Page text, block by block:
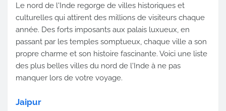
Le nord de l'Inde regorge de villes historiques et
culturelles qui attirent des millions de visiteurs chaque
année. Des forts imposants aux palais luxueux, en
passant par les temples somptueux, chaque ville a son
propre charme et son histoire fascinante. Voici une liste
des plus belles villes du nord de l'Inde à ne pas
manquer lors de votre voyage.
Jaipur